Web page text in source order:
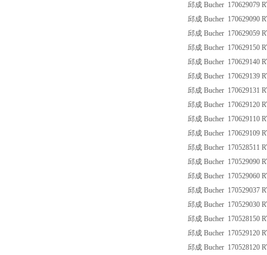
邱成 Bucher 170629079
邱成 Bucher 170629090
邱成 Bucher 170629059
邱成 Bucher 170629150
邱成 Bucher 170629140
邱成 Bucher 170629139
邱成 Bucher 170629131
邱成 Bucher 170629120
邱成 Bucher 170629110
邱成 Bucher 170629109
邱成 Bucher 170528511
邱成 Bucher 170529090
邱成 Bucher 170529060
邱成 Bucher 170529037
邱成 Bucher 170529030
邱成 Bucher 170528150
邱成 Bucher 170529120
邱成 Bucher 170528120